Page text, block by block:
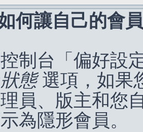
何讓自己的會
制台「偏好設
態選項，如果
員、版主和您
為隱形會員。